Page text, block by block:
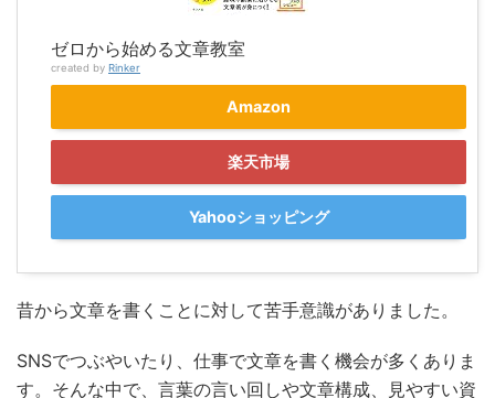
ゼロから始める文章教室
created by Rinker
Amazon
楽天市場
Yahooショッピング
昔から文章を書くことに対して苦手意識がありました。
SNSでつぶやいたり、仕事で文章を書く機会が多くありま
す。そんな中で、言葉の言い回しや文章構成、見やすい資